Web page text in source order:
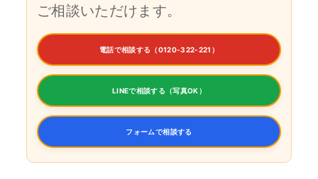
ご相談いただけます。
電話で相談する（0120-322-221）
LINEで相談する（写真OK）
フォームで相談する